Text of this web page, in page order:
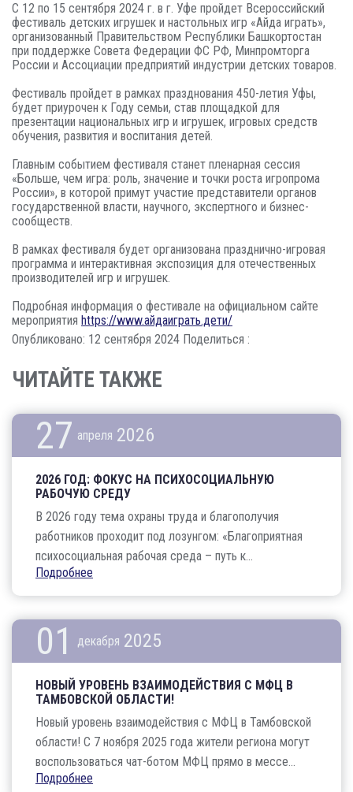
С 12 по 15 сентября 2024 г. в г. Уфе пройдет Всероссийский
фестиваль детских игрушек и настольных игр «Айда играть»,
организованный Правительством Республики Башкортостан
при поддержке Совета Федерации ФС РФ, Минпромторга
России и Ассоциации предприятий индустрии детских товаров.
Фестиваль пройдет в рамках празднования 450-летия Уфы,
будет приурочен к Году семьи, став площадкой для
презентации национальных игр и игрушек, игровых средств
обучения, развития и воспитания детей.
Главным событием фестиваля станет пленарная сессия
«Больше, чем игра: роль, значение и точки роста игропрома
России», в которой примут участие представители органов
государственной власти, научного, экспертного и бизнес-
сообществ.
В рамках фестиваля будет организована празднично-игровая
программа и интерактивная экспозиция для отечественных
производителей игр и игрушек.
Подробная информация о фестивале на официальном сайте
мероприятия https://www.айдаиграть.дети/
Опубликовано: 12 сентября 2024 Поделиться :
ЧИТАЙТЕ ТАКЖЕ
27 апреля 2026
2026 ГОД: ФОКУС НА ПСИХОСОЦИАЛЬНУЮ
РАБОЧУЮ СРЕДУ
В 2026 году тема охраны труда и благополучия
работников проходит под лозунгом: «Благоприятная
психосоциальная рабочая среда – путь к...
Подробнее
01 декабря 2025
НОВЫЙ УРОВЕНЬ ВЗАИМОДЕЙСТВИЯ С МФЦ В
ТАМБОВСКОЙ ОБЛАСТИ!
Новый уровень взаимодействия с МФЦ в Тамбовской
области! С 7 ноября 2025 года жители региона могут
воспользоваться чат-ботом МФЦ прямо в мессе...
Подробнее